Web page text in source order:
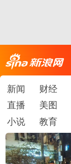
新闻 财经
直播
美图
小说
教育